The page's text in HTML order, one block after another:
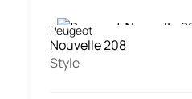
Peugeot
Nouvelle 208
Style